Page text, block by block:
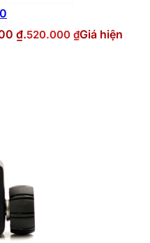
₫.520.000 ₫Giá hiện